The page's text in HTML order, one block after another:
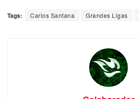
Tags: Carlos Santana Grandes Ligas